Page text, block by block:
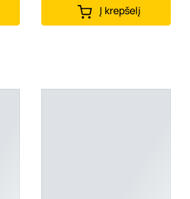
Į krepšelį